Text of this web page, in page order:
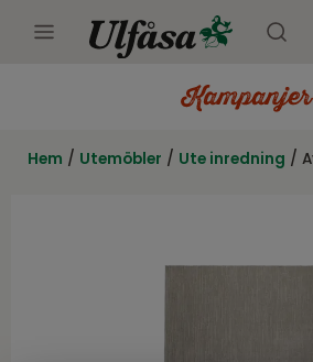
Innemöbler
Hem / Utemöbler / Ute inredning /